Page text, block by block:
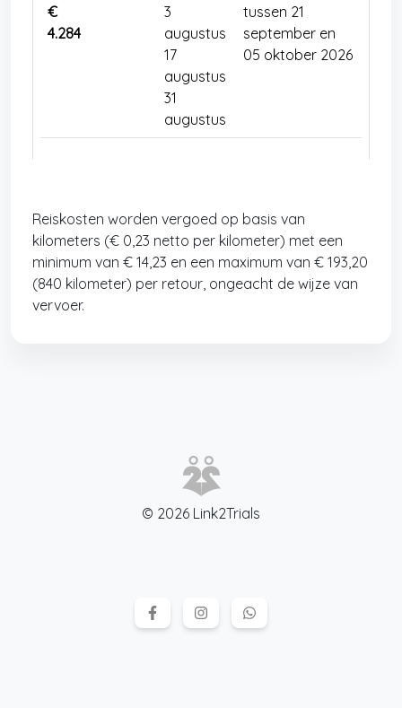
€
4.284
3
augustus
17
augustus
31
augustus
tussen 21
september en
05 oktober 2026
Reiskosten worden vergoed op basis van
kilometers (€ 0,23 netto per kilometer) met een
minimum van € 14,23 en een maximum van € 193,20
(840 kilometer) per retour, ongeacht de wijze van
vervoer.
© 2026 Link2Trials